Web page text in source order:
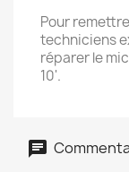
Pour
techniciens
réparer le
10'.